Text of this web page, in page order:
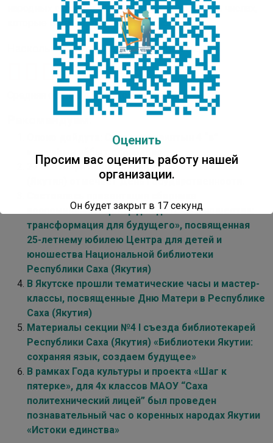
народных сказок, а задания в ней основаны на числах,
которые встречаются в этих сказках.
Насколько вам понравилась публикация?
Средняя оценка 4.1 / 5. Количество оценок: 13
Рекомендуем:
Олоҥхо дойдута: Саха гимназиятын 4 “в”
кылааһын айбыт олоҥхолоро
27 сентября наша родная Республика Саха
(Якутия) отмечает День Государственности.
воспоминаний «Центр для детей и юношества:
трансформация для будущего», посвященная
25-летнему юбилею Центра для детей и
юношества Национальной библиотеки
Республики Саха (Якутия)
В Якутске прошли тематические часы и мастер-
классы, посвященные Дню Матери в Республике
Саха (Якутия)
Материалы секции №4 I съезда библиотекарей
Республики Саха (Якутия) «Библиотеки Якутии:
сохраняя язык, создаем будущее»
В рамках Года культуры и проекта «Шаг к
пятерке», для 4х классов МАОУ “Саха
политехнический лицей” был проведен
познавательный час о коренных народах Якутии
«Истоки единства»
Оценить
Просим вас оценить работу нашей
организации.
Он будет закрыт в 17 секунд